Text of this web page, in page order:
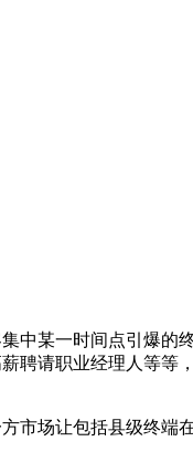
中某一时间点引爆的
聘请职业经理人等等
市场让包括县级终